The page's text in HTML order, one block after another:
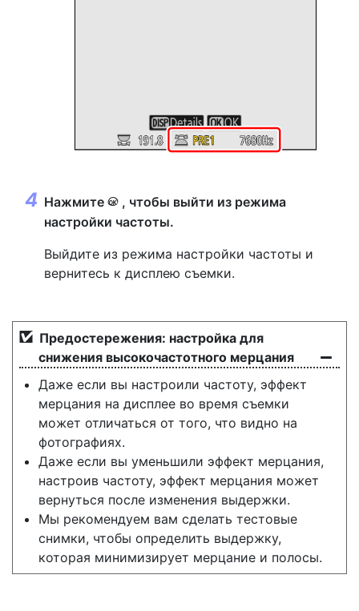
Нажмите J , чтобы выйти из режима
настройки частоты.
Выйдите из режима настройки частоты и
вернитесь к дисплею съемки.
Предостережения: настройка для
снижения высокочастотного мерцания
Даже если вы настроили частоту, эффект
мерцания на дисплее во время съемки
может отличаться от того, что видно на
фотографиях.
Даже если вы уменьшили эффект мерцания,
настроив частоту, эффект мерцания может
вернуться после изменения выдержки.
Мы рекомендуем вам сделать тестовые
снимки, чтобы определить выдержку,
которая минимизирует мерцание и полосы.